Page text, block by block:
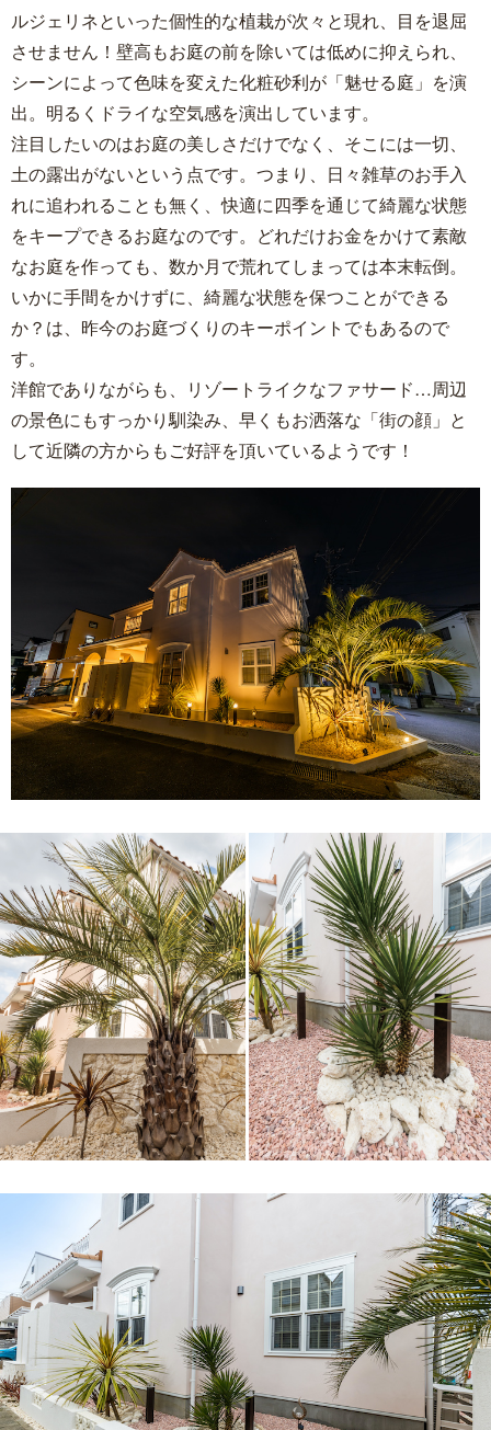
ルジェリネといった個性的な植栽が次々と現れ、目を退屈
させません！壁高もお庭の前を除いては低めに抑えられ、
シーンによって色味を変えた化粧砂利が「魅せる庭」を演
出。明るくドライな空気感を演出しています。
注目したいのはお庭の美しさだけでなく、そこには一切、
土の露出がないという点です。つまり、日々雑草のお手入
れに追われることも無く、快適に四季を通じて綺麗な状態
をキープできるお庭なのです。どれだけお金をかけて素敵
なお庭を作っても、数か月で荒れてしまっては本末転倒。
いかに手間をかけずに、綺麗な状態を保つことができる
か？は、昨今のお庭づくりのキーポイントでもあるので
す。
洋館でありながらも、リゾートライクなファサード…周辺
の景色にもすっかり馴染み、早くもお洒落な「街の顔」と
して近隣の方からもご好評を頂いているようです！